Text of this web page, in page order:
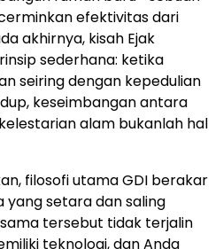
efektivitas dari
akhirnya, kisah Ejak
sederhana: ketika
seiring dengan kepedulian
keseimbangan antara
alam bukanlah hal
filosofi utama GDI berakar
yang setara dan saling
tersebut tidak terjalin
teknologi, dan Anda